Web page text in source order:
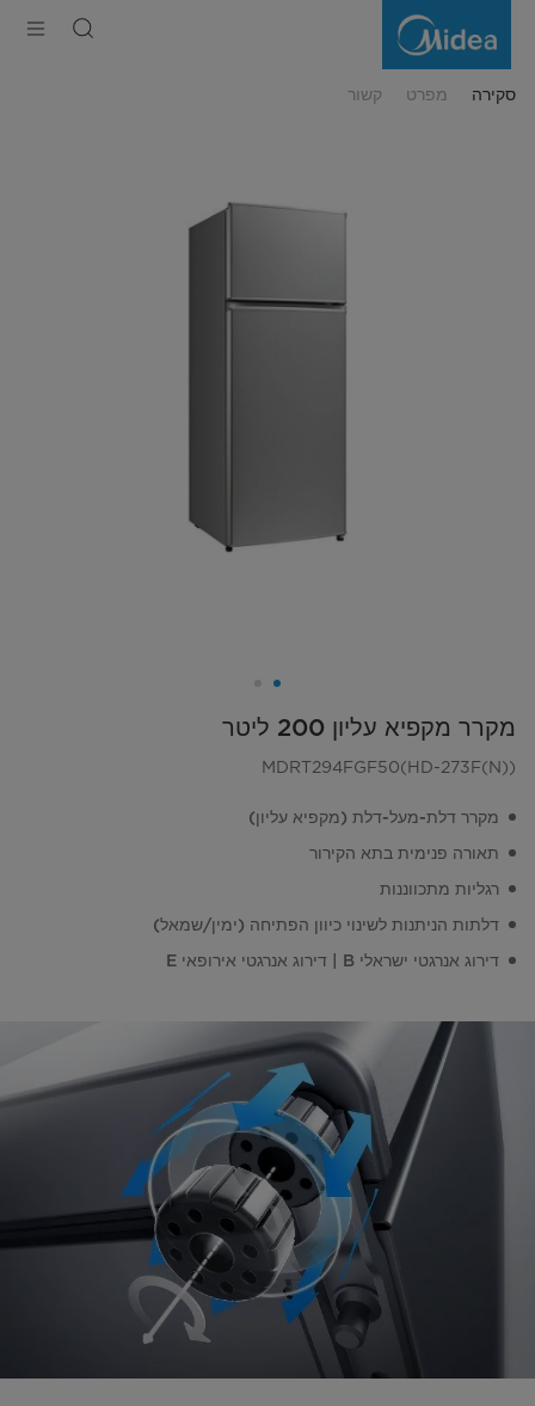
סקירה מפרט קשור
מקרר מקפיא עליון 200 ליטר
MDRT294FGF50(HD-273F(N))
מקרר דלת-מעל-דלת (מקפיא עליון)
תאורה פנימית בתא הקירור
רגליות מתכווננות
דלתות הניתנות לשינוי כיוון הפתיחה (ימין/שמאל)
דירוג אנרגטי ישראלי B | דירוג אנרגטי אירופאי E